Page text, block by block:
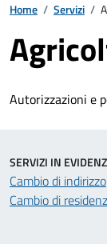
Home / Servizi /
Autorizzazioni e
SERVIZI IN
Cambio di indirizzo
Cambio di